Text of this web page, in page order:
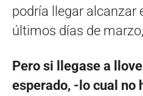
podría llegar alcanzar
últimos días de
Pero si llegase a
esperado, -lo cual no